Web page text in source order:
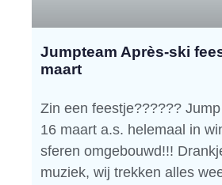
Jumpteam Après-ski
maart
Zin een feestje??????
16 maart a.s. helemaal in
sferen omgebouwd!!!
muziek, wij trekken alles